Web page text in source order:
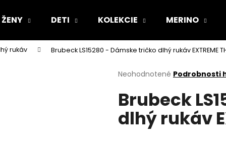
ŽENY DETI KOLEKCIE MERINO
rukáv Brubeck LS15280 - Dámske tričko dlhý rukáv EXTREME
Priemerné
produktu
je
0,0
z
Neohodnotené Podrobnosti
Brubeck
dlhý rukáv
Čo potrebujete nájsť?
HĽADAŤ